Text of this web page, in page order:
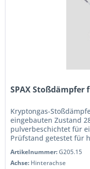
SPAX Stoßdämpfer
Kryptongas-
eingebauten Zustand
pulverbeschichtet für
Prüfstand getestet für
Artikelnummer:G205.15
Achse: Hinterachse